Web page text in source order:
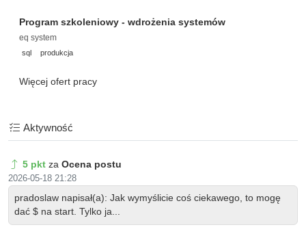
Program szkoleniowy - wdrożenia systemów
eq system
sql produkcja
Więcej ofert pracy
Aktywność
5 pkt za Ocena postu
2026-05-18 21:28
pradoslaw napisał(a): Jak wymyślicie coś ciekawego, to mogę
dać $ na start. Tylko ja...